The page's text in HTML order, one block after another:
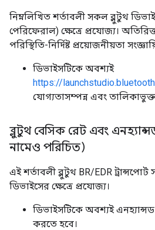
নিম্নলিখিত শর্তাবলী সকল ব্লুটুথ
পেরিফেরাল) ক্ষেত্রে প্রযোজ্য।
পরিস্থিতি-নির্দিষ্ট প্রয়োজনীয়তা
ডিভাইসটিকে অবশ্যই
https://
যোগ্যতাসম্পন্ন এবং
ব্লুটুথ বেসিক রেট এবং
নামেও পরিচিত)
এই শর্তাবলী ব্লুটুথ BR/EDR
ডিভাইসের ক্ষেত্রে প্রযোজ্য।
ডিভাইসটিকে অবশ্যই
করতে হবে।